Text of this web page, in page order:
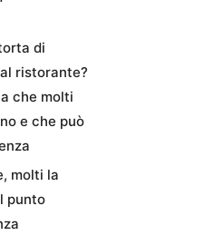
di
ristorante?
che molti
e che può
molti la
punto